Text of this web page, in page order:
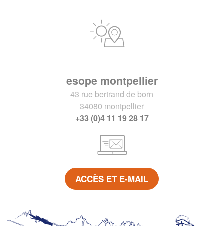
esope montpellier
43 rue bertrand de born
34080 montpellier
+33 (0)4 11 19 28 17
ACCÈS ET E-MAIL